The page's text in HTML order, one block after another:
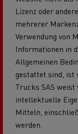
Lizenz oder
mehrerer
Verwendung von
Informationen in
Allgemeinen
gestattet sind, ist
Trucks SAS
intellektuelle
Mitteln,
werden.